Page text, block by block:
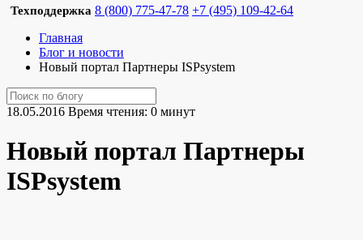
Техподдержка 8 (800) 775-47-78 +7 (495) 109-42-64
Главная
Блог и новости
Новый портал Партнеры ISPsystem
18.05.2016 Время чтения: 0 минут
Новый портал Партнеры
ISPsystem